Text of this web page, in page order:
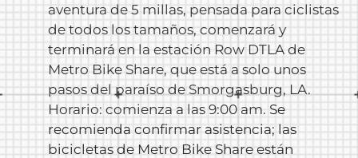
aventura de 5 millas, pensada para ciclistas
de todos los tamaños, comenzará y
terminará en la estación Row DTLA de
Metro Bike Share, que está a solo unos
pasos del paraíso de Smorgasburg, LA.
Horario: comienza a las 9:00 am. Se
recomienda confirmar asistencia; las
bicicletas de Metro Bike Share están